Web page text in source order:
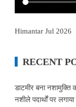
Himantar Jul 2026
RECENT
डाटमीर बना
नशीले पदार्थों पर लगाया